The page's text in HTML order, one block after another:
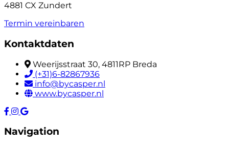
4881 CX Zundert
Termin vereinbaren
Kontaktdaten
Weerijsstraat 30, 4811RP Breda
(+31)6-82867936
info@bycasper.nl
www.bycasper.nl
Navigation